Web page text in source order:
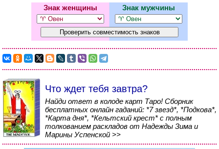
Знак женщины Знак мужчины
Что ждет тебя завтра?
Найди ответ в колоде карт Таро! Сборник
бесплатных онлайн гаданий: *7 звезд*, *Подкова*,
*Карта дня*, *Кельтский крест* с полным
толкованием раскладов от Надежды Зима и
Марины Успенской >>